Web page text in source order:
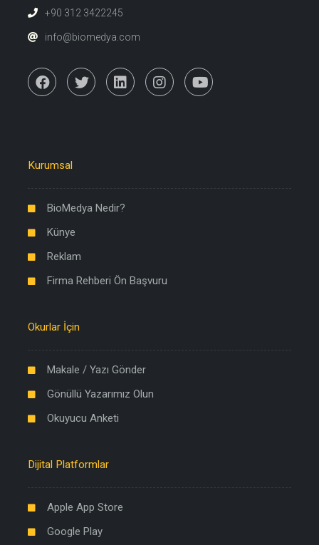
+90 312 3422245
info@biomedya.com
Kurumsal
BioMedya Nedir?
Künye
Reklam
Firma Rehberi Ön Başvuru
Okurlar İçin
Makale / Yazı Gönder
Gönüllü Yazarımız Olun
Okuyucu Anketi
Dijital Platformlar
Apple App Store
Google Play